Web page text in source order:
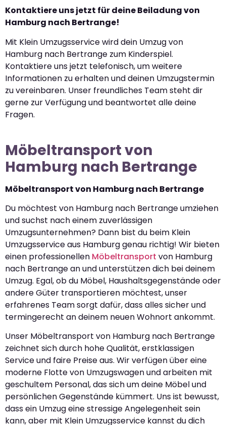
Kontaktiere uns jetzt für deine Beiladung von
Hamburg nach Bertrange!
Mit Klein Umzugsservice wird dein Umzug von
Hamburg nach Bertrange zum Kinderspiel.
Kontaktiere uns jetzt telefonisch, um weitere
Informationen zu erhalten und deinen Umzugstermin
zu vereinbaren. Unser freundliches Team steht dir
gerne zur Verfügung und beantwortet alle deine
Fragen.
Möbeltransport von
Hamburg nach Bertrange
Möbeltransport von Hamburg nach Bertrange
Du möchtest von Hamburg nach Bertrange umziehen
und suchst nach einem zuverlässigen
Umzugsunternehmen? Dann bist du beim Klein
Umzugsservice aus Hamburg genau richtig! Wir bieten
einen professionellen Möbeltransport von Hamburg
nach Bertrange an und unterstützen dich bei deinem
Umzug. Egal, ob du Möbel, Haushaltsgegenstände oder
andere Güter transportieren möchtest, unser
erfahrenes Team sorgt dafür, dass alles sicher und
termingerecht an deinem neuen Wohnort ankommt.
Unser Möbeltransport von Hamburg nach Bertrange
zeichnet sich durch hohe Qualität, erstklassigen
Service und faire Preise aus. Wir verfügen über eine
moderne Flotte von Umzugswagen und arbeiten mit
geschultem Personal, das sich um deine Möbel und
persönlichen Gegenstände kümmert. Uns ist bewusst,
dass ein Umzug eine stressige Angelegenheit sein
kann, aber mit Klein Umzugsservice kannst du dich